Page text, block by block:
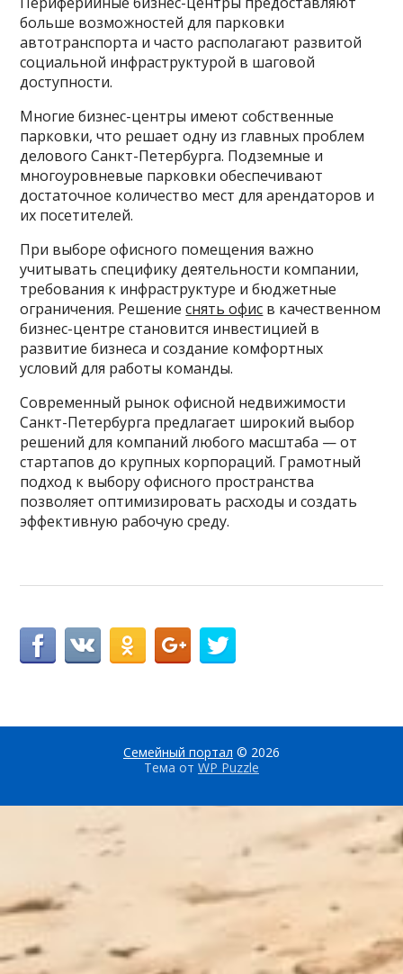
больше возможностей для парковки
автотранспорта и часто располагают развитой
социальной инфраструктурой в шаговой
доступности.
Многие бизнес-центры имеют собственные
парковки, что решает одну из главных проблем
делового Санкт-Петербурга. Подземные и
многоуровневые парковки обеспечивают
достаточное количество мест для арендаторов и
их посетителей.
При выборе офисного помещения важно
учитывать специфику деятельности компании,
требования к инфраструктуре и бюджетные
ограничения. Решениеснять офис в качественном
бизнес-центре становится инвестицией в
развитие бизнеса и создание комфортных
условий для работы команды.
Современный рынок офисной недвижимости
Санкт-Петербурга предлагает широкий выбор
решений для компаний любого масштаба — от
стартапов до крупных корпораций. Грамотный
подход к выбору офисного пространства
позволяет оптимизировать расходы и создать
эффективную рабочую среду.
Семейный портал © 2026
Тема от WP Puzzle